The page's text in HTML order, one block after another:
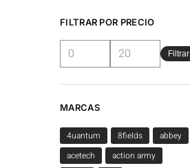
FILTRAR POR PRECIO
Filtrar
MARCAS
4uantum 8fields
abbey
acetech
action army